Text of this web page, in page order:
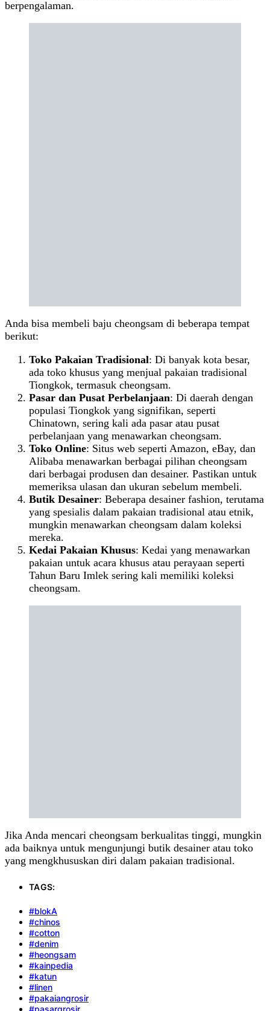
berpengalaman.
Anda bisa membeli baju cheongsam di beberapa tempat
berikut:
Toko Pakaian Tradisional: Di banyak kota besar,
ada toko khusus yang menjual pakaian tradisional
Tiongkok, termasuk cheongsam.
Pasar dan Pusat Perbelanjaan: Di daerah dengan
populasi Tiongkok yang signifikan, seperti
Chinatown, sering kali ada pasar atau pusat
perbelanjaan yang menawarkan cheongsam.
Toko Online: Situs web seperti Amazon, eBay, dan
Alibaba menawarkan berbagai pilihan cheongsam
dari berbagai produsen dan desainer. Pastikan untuk
memeriksa ulasan dan ukuran sebelum membeli.
Butik Desainer: Beberapa desainer fashion, terutama
yang spesialis dalam pakaian tradisional atau etnik,
mungkin menawarkan cheongsam dalam koleksi
mereka.
Kedai Pakaian Khusus: Kedai yang menawarkan
pakaian untuk acara khusus atau perayaan seperti
Tahun Baru Imlek sering kali memiliki koleksi
cheongsam.
Jika Anda mencari cheongsam berkualitas tinggi, mungkin
ada baiknya untuk mengunjungi butik desainer atau toko
yang mengkhususkan diri dalam pakaian tradisional.
TAGS:
#blokA
#chinos
#cotton
#denim
#heongsam
#kainpedia
#katun
#linen
#pakaiangrosir